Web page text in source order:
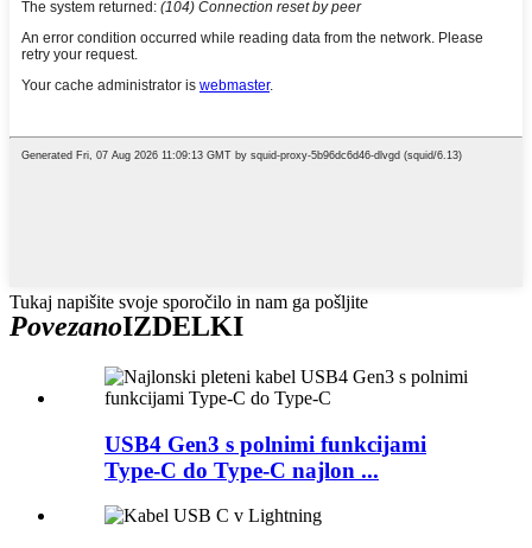
Tukaj napišite svoje sporočilo in nam ga pošljite
PovezanoIZDELKI
USB4 Gen3 s polnimi funkcijami
Type-C do Type-C najlon ...